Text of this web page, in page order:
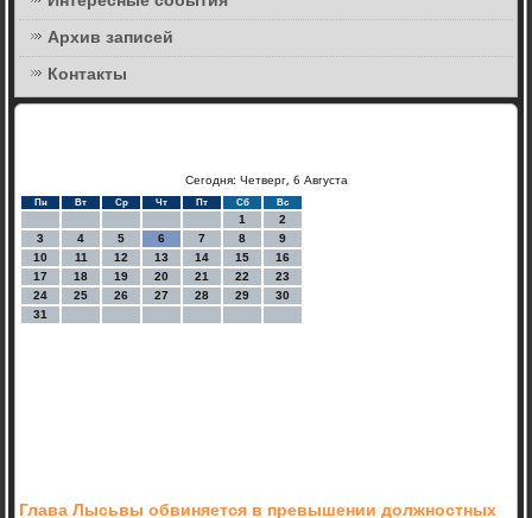
Архив записей
Контакты
Сегодня: Четверг, 6 Августа
Пн Вт Ср Чт Пт Сб Вс
1
2
3
4 5 6 7 8
9
10
11 12 13 14 15
16
17
18 19 20 21 22
23
24
25 26 27 28 29
30
31
Глава Лысьвы обвиняется в превышении должностных